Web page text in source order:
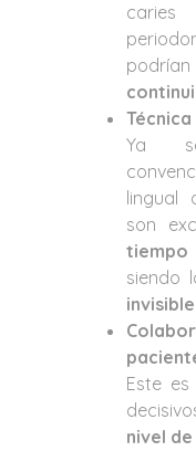
podrían
Ya
lingual
son
tiempo
siendo
Este
nivel